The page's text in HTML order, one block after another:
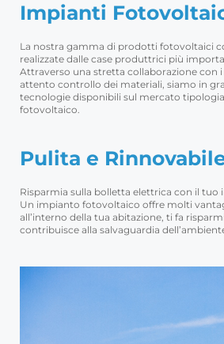
Impianti
La nostra gamma di prodotti fotovoltaici
realizzate dalle case produttrici più
Attraverso una stretta collaborazione con
attento controllo dei materiali, siamo in
tecnologie disponibili sul mercato
fotovoltaico.
Pulita e
Risparmia sulla bolletta elettrica con il
Un impianto fotovoltaico offre molti
all’interno della tua abitazione, ti fa
contribuisce alla salvaguardia